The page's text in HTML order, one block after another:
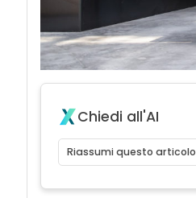
Chiedi all'AI
Riassumi questo articolo